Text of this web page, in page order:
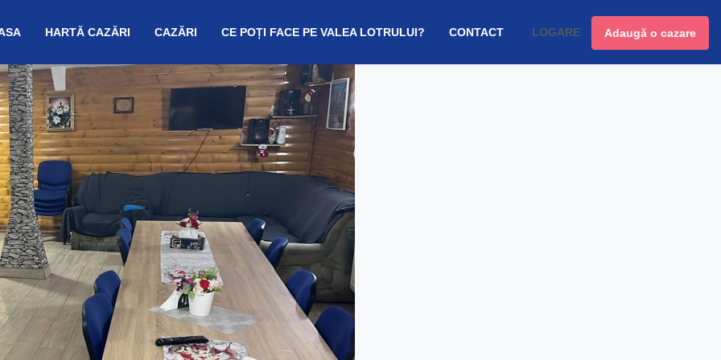
HARTĂ CAZĂRI CAZĂRI CE POȚI FACE PE VALEA LOTRULUI? CONTACT LOGARE Adaugă o cazare